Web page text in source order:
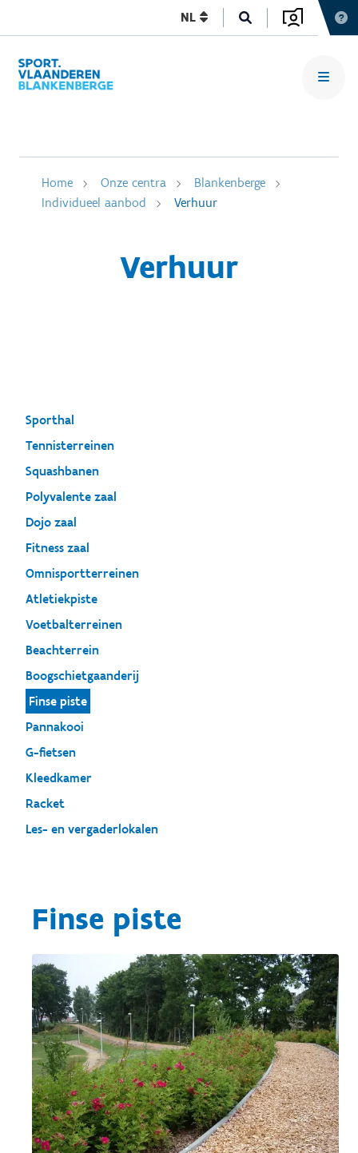
NL
Home Onze centra
Blankenberge
Individueel aanbod
Verhuur
Verhuur
Sporthal
Tennisterreinen
Squashbanen
Polyvalente zaal
Dojo zaal
Fitness zaal
Omnisportterreinen
Atletiekpiste
Voetbalterreinen
Beachterrein
Boogschietgaanderij
Finse piste
Pannakooi
G-fietsen
Kleedkamer
Racket
Les- en vergaderlokalen
Finse piste